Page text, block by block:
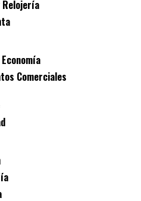
Relojería
Comerciales